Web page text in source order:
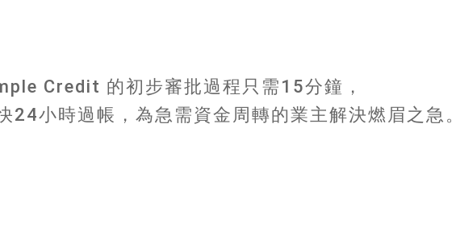
Credit 的初步審批過程只需15分鐘，
24小時過帳，為急需資金周轉的業主解決燃眉之急。